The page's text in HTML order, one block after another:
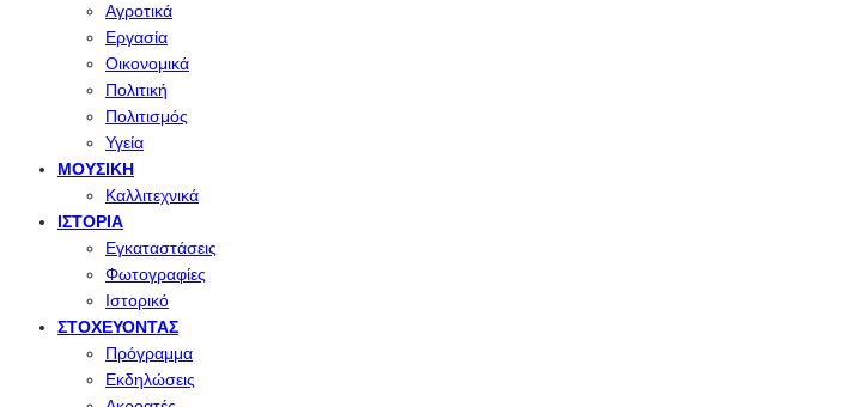
Αγροτικά
Εργασία
Οικονομικά
Πολιτική
Πολιτισμός
Υγεία
ΜΟΥΣΙΚΉ
Καλλιτεχνικά
ΙΣΤΟΡΊΑ
Εγκαταστάσεις
Φωτογραφίες
Ιστορικό
ΣΤΟΧΕΎΟΝΤΑΣ
Πρόγραμμα
Εκδηλώσεις